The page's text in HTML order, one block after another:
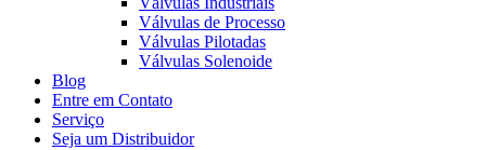
Válvulas de Processo
Válvulas Pilotadas
Válvulas Solenoide
Blog
Entre em Contato
Serviço
Seja um Distribuidor